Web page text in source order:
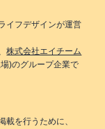
イフデザインが運営
株式会社エイチーム
)のグループ企業で
載を行うために、